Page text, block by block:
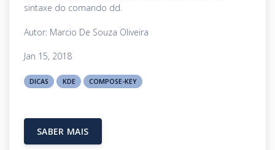
sintaxe do comando dd.
Autor: Marcio De Souza Oliveira
Jan 15, 2018
DICAS KDE COMPOSE-KEY
SABER MAIS